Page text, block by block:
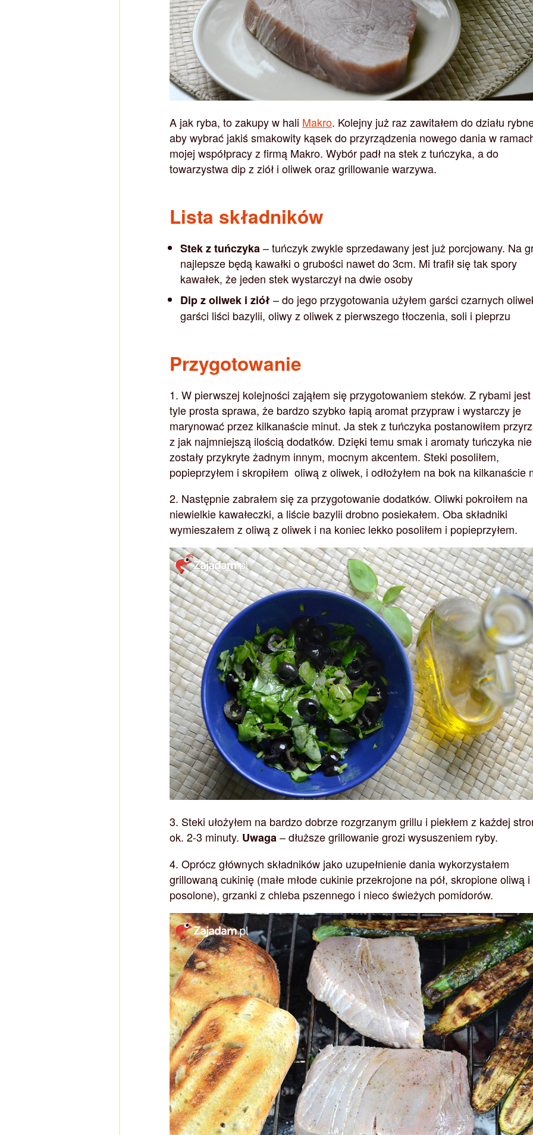
A jak ryba, to zakupy w hali Makro. Kolejny już raz zawitałem do działu
aby wybrać jakiś smakowity kąsek do przyrządzenia nowego dania w
mojej współpracy z firmą Makro. Wybór padł na stek z tuńczyka, a do
towarzystwa dip z ziół i oliwek oraz grillowanie warzywa.
Lista składników
Stek z tuńczyka– tuńczyk zwykle sprzedawany jest już porcjowany. Na
najlepsze będą kawałki o grubości nawet do 3cm. Mi trafił się tak spory
kawałek, że jeden stek wystarczył na dwie osoby
Dip z oliwek i ziół – do jego przygotowania użyłem garści czarnych
garści liści bazylii, oliwy z oliwek z pierwszego tłoczenia, soli i pieprzu
Przygotowanie
1. W pierwszej kolejności zająłem się przygotowaniem steków. Z rybami
tyle prosta sprawa, że bardzo szybko łapią aromat przypraw i wystarczy je
marynować przez kilkanaście minut. Ja stek z tuńczyka postanowiłem
z jak najmniejszą ilością dodatków. Dzięki temu smak i aromaty tuńczyka nie
zostały przykryte żadnym innym, mocnym akcentem. Steki posoliłem,
popieprzyłem i skropiłem oliwą z oliwek, i odłożyłem na bok na kilkanaście
2. Następnie zabrałem się za przygotowanie dodatków. Oliwki pokroiłem na
niewielkie kawałeczki, a liście bazylii drobno posiekałem. Oba składniki
wymieszałem z oliwą z oliwek i na koniec lekko posoliłem i popieprzyłem.
3. Steki ułożyłem na bardzo dobrze rozgrzanym grillu i piekłem z każdej
ok. 2-3 minuty. Uwaga– dłuższe grillowanie grozi wysuszeniem ryby.
4. Oprócz głównych składników jako uzupełnienie dania wykorzystałem
grillowaną cukinię (małe młode cukinie przekrojone na pół, skropione oliwą i
posolone), grzanki z chleba pszennego i nieco świeżych pomidorów.